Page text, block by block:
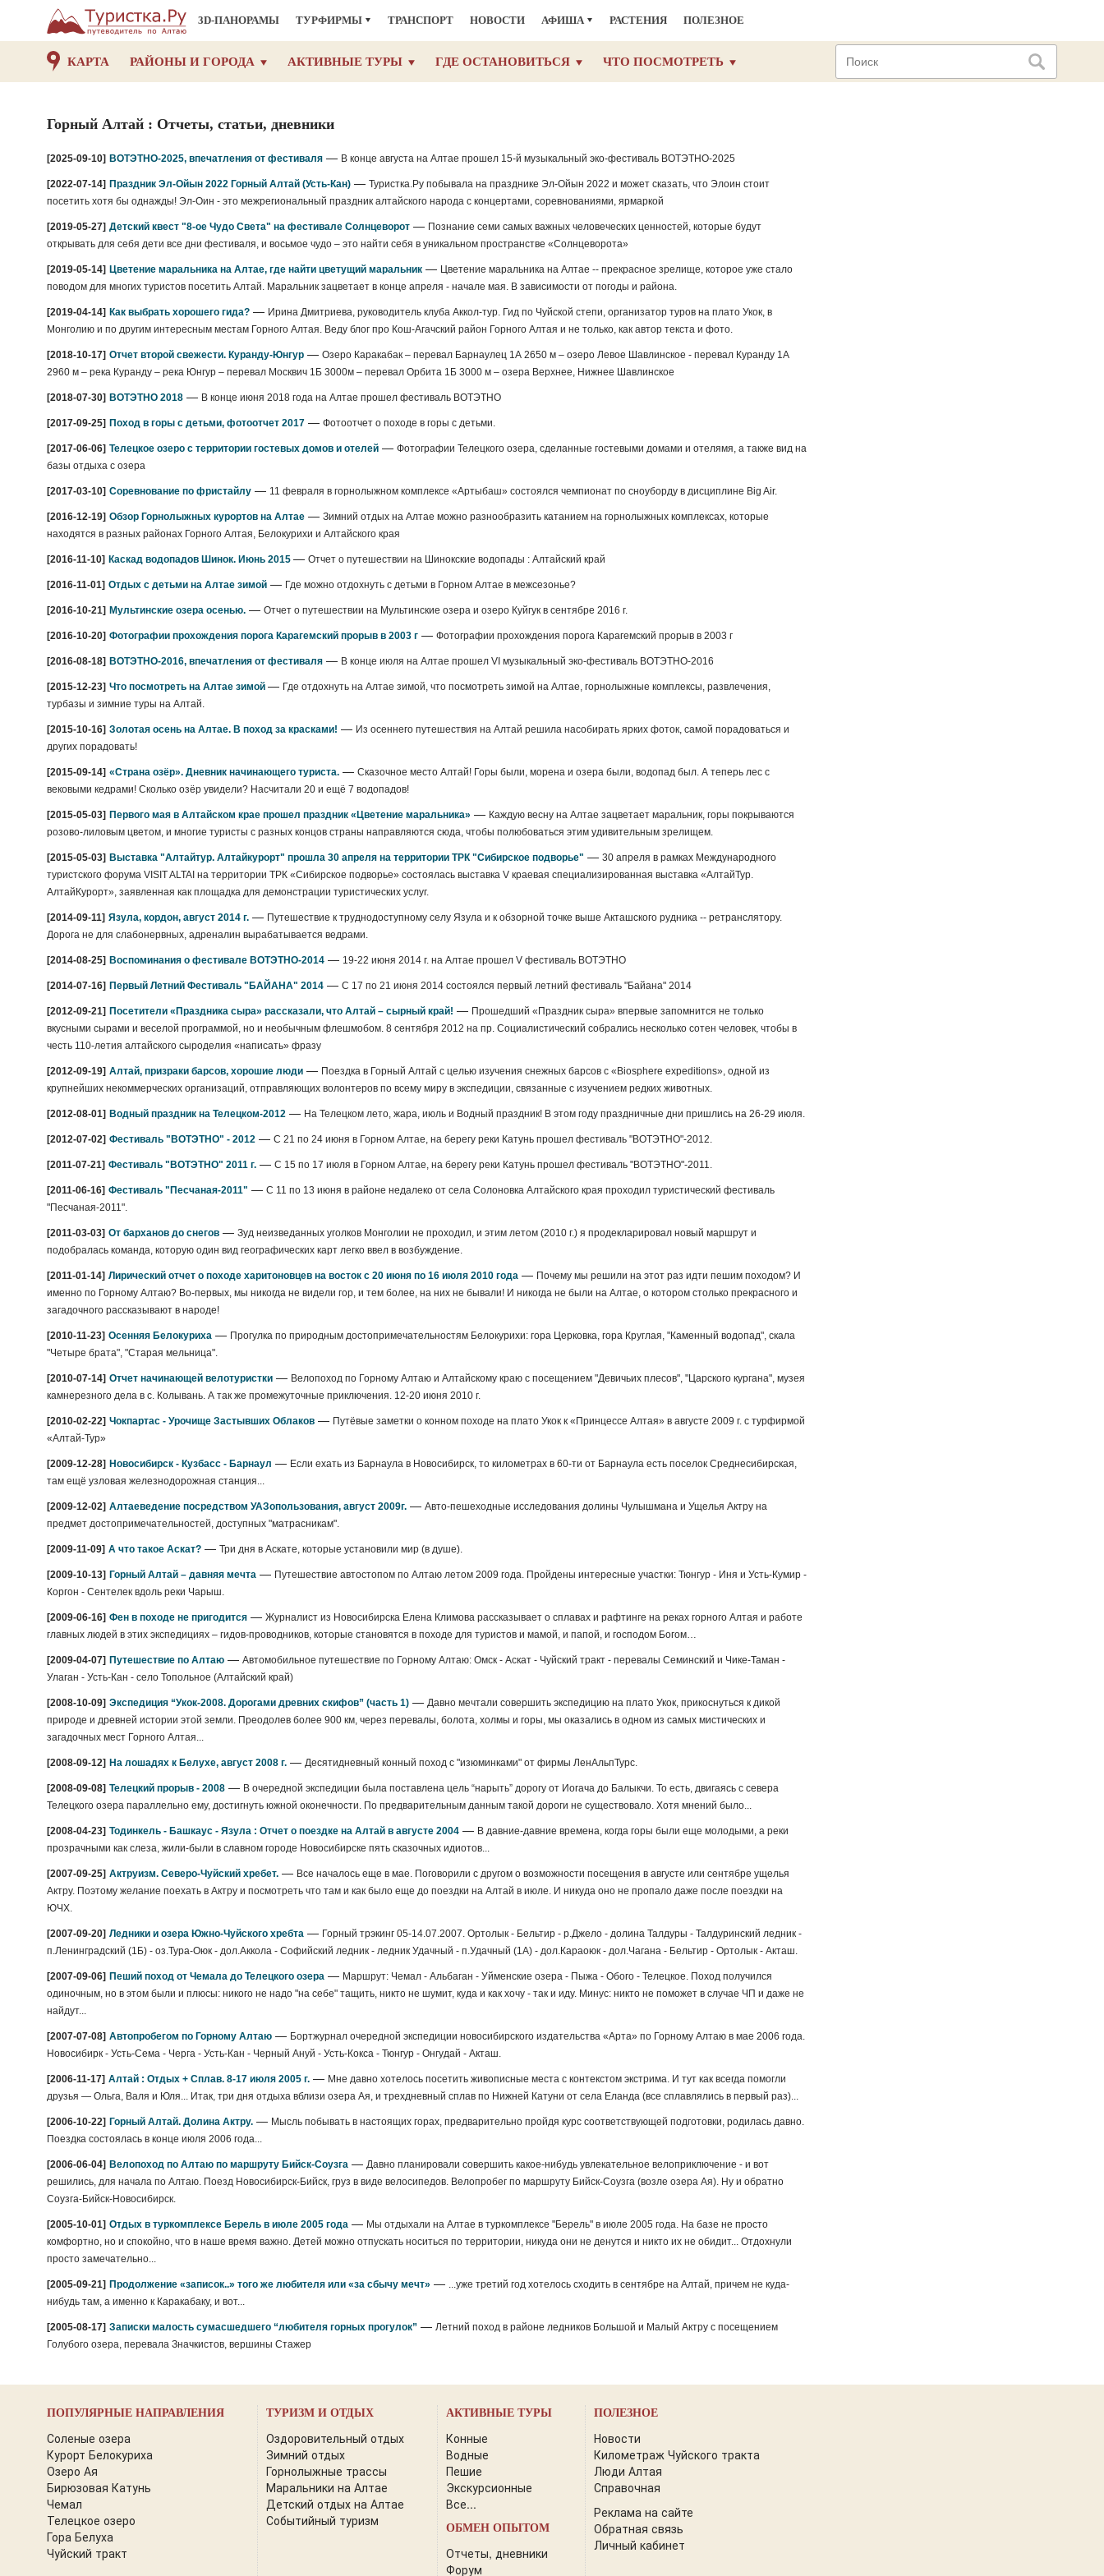
3D-ПАНОРАМЫ ТУРФИРМЫ ТРАНСПОРТ НОВОСТИ АФИША РАСТЕНИЯ ПОЛЕЗНОЕ
КАРТА РАЙОНЫ И ГОРОДА АКТИВНЫЕ ТУРЫ ГДЕ ОСТАНОВИТЬСЯ ЧТО ПОСМОТРЕТЬ
Горный Алтай : Отчеты, статьи, дневники
[2025-09-10] ВОТЭТНО-2025, впечатления от фестиваля — В конце августа на Алтае прошел 15-й музыкальный эко-фестиваль ВОТЭТНО-2025
[2022-07-14] Праздник Эл-Ойын 2022 Горный Алтай (Усть-Кан) — Туристка.Ру побывала на празднике Эл-Ойын 2022 и может сказать, что Элоин стоит
посетить хотя бы однажды! Эл-Оин - это межрегиональный праздник алтайского народа с концертами, соревнованиями, ярмаркой
[2019-05-27] Детский квест "8-ое Чудо Света" на фестивале Солнцеворот — Познание семи самых важных человеческих ценностей, которые будут
открывать для себя дети все дни фестиваля, и восьмое чудо – это найти себя в уникальном пространстве «Солнцеворота»
[2019-05-14] Цветение маральника на Алтае, где найти цветущий маральник — Цветение маральника на Алтае -- прекрасное зрелище, которое уже стало
поводом для многих туристов посетить Алтай. Маральник зацветает в конце апреля - начале мая. В зависимости от погоды и района.
[2019-04-14] Как выбрать хорошего гида? — Ирина Дмитриева, руководитель клуба Аккол-тур. Гид по Чуйской степи, организатор туров на плато Укок, в
Монголию и по другим интересным местам Горного Алтая. Веду блог про Кош-Агачский район Горного Алтая и не только, как автор текста и фото.
[2018-10-17] Отчет второй свежести. Куранду-Юнгур — Озеро Каракабак – перевал Барнаулец 1А 2650 м – озеро Левое Шавлинское - перевал Куранду 1А
2960 м – река Куранду – река Юнгур – перевал Москвич 1Б 3000м – перевал Орбита 1Б 3000 м – озера Верхнее, Нижнее Шавлинское
[2018-07-30] ВОТЭТНО 2018 — В конце июня 2018 года на Алтае прошел фестиваль ВОТЭТНО
[2017-09-25] Поход в горы с детьми, фотоотчет 2017 — Фотоотчет о походе в горы с детьми.
[2017-06-06] Телецкое озеро с территории гостевых домов и отелей — Фотографии Телецкого озера, сделанные гостевыми домами и отелямя, а также вид на
базы отдыха с озера
[2017-03-10] Соревнование по фристайлу — 11 февраля в горнолыжном комплексе «Артыбаш» состоялся чемпионат по сноуборду в дисциплине Big Air.
[2016-12-19] Обзор Горнолыжных курортов на Алтае — Зимний отдых на Алтае можно разнообразить катанием на горнолыжных комплексах, которые
находятся в разных районах Горного Алтая, Белокурихи и Алтайского края
[2016-11-10] Каскад водопадов Шинок. Июнь 2015 — Отчет о путешествии на Шинокские водопады : Алтайский край
[2016-11-01] Отдых с детьми на Алтае зимой — Где можно отдохнуть с детьми в Горном Алтае в межсезонье?
[2016-10-21] Мультинские озера осенью. — Отчет о путешествии на Мультинские озера и озеро Куйгук в сентябре 2016 г.
[2016-10-20] Фотографии прохождения порога Карагемский прорыв в 2003 г — Фотографии прохождения порога Карагемский прорыв в 2003 г
[2016-08-18] ВОТЭТНО-2016, впечатления от фестиваля — В конце июля на Алтае прошел VI музыкальный эко-фестиваль ВОТЭТНО-2016
[2015-12-23] Что посмотреть на Алтае зимой — Где отдохнуть на Алтае зимой, что посмотреть зимой на Алтае, горнолыжные комплексы, развлечения,
турбазы и зимние туры на Алтай.
[2015-10-16] Золотая осень на Алтае. В поход за красками! — Из осеннего путешествия на Алтай решила насобирать ярких фоток, самой порадоваться и
других порадовать!
[2015-09-14] «Страна озёр». Дневник начинающего туриста. — Сказочное место Алтай! Горы были, морена и озера были, водопад был. А теперь лес с
вековыми кедрами! Сколько озёр увидели? Насчитали 20 и ещё 7 водопадов!
[2015-05-03] Первого мая в Алтайском крае прошел праздник «Цветение маральника» — Каждую весну на Алтае зацветает маральник, горы покрываются
розово-лиловым цветом, и многие туристы с разных концов страны направляются сюда, чтобы полюбоваться этим удивительным зрелищем.
[2015-05-03] Выставка "Алтайтур. Алтайкурорт" прошла 30 апреля на территории ТРК "Сибирское подворье" — 30 апреля в рамках Международного
туристского форума VISIT ALTAI на территории ТРК «Сибирское подворье» состоялась выставка V краевая специализированная выставка «АлтайТур.
АлтайКурорт», заявленная как площадка для демонстрации туристических услуг.
[2014-09-11] Язула, кордон, август 2014 г. — Путешествие к труднодоступному селу Язула и к обзорной точке выше Акташского рудника -- ретранслятору.
Дорога не для слабонервных, адреналин вырабатывается ведрами.
[2014-08-25] Воспоминания о фестивале ВОТЭТНО-2014 — 19-22 июня 2014 г. на Алтае прошел V фестиваль ВОТЭТНО
[2014-07-16] Первый Летний Фестиваль "БАЙАНА" 2014 — С 17 по 21 июня 2014 состоялся первый летний фестиваль "Байана" 2014
[2012-09-21] Посетители «Праздника сыра» рассказали, что Алтай – сырный край! — Прошедший «Праздник сыра» впервые запомнится не только
вкусными сырами и веселой программой, но и необычным флешмобом. 8 сентября 2012 на пр. Социалистический собрались несколько сотен человек, чтобы в
честь 110-летия алтайского сыроделия «написать» фразу
[2012-09-19] Алтай, призраки барсов, хорошие люди — Поездка в Горный Алтай с целью изучения снежных барсов с «Biosphere expeditions», одной из
крупнейших некоммерческих организаций, отправляющих волонтеров по всему миру в экспедиции, связанные с изучением редких животных.
[2012-08-01] Водный праздник на Телецком-2012 — На Телецком лето, жара, июль и Водный праздник! В этом году праздничные дни пришлись на 26-29 июля.
[2012-07-02] Фестиваль "ВОТЭТНО" - 2012 — С 21 по 24 июня в Горном Алтае, на берегу реки Катунь прошел фестиваль "ВОТЭТНО"-2012.
[2011-07-21] Фестиваль "ВОТЭТНО" 2011 г. — С 15 по 17 июля в Горном Алтае, на берегу реки Катунь прошел фестиваль "ВОТЭТНО"-2011.
[2011-06-16] Фестиваль "Песчаная-2011" — С 11 по 13 июня в районе недалеко от села Солоновка Алтайского края проходил туристический фестиваль
"Песчаная-2011".
[2011-03-03] От барханов до снегов — Зуд неизведанных уголков Монголии не проходил, и этим летом (2010 г.) я продекларировал новый маршрут и
подобралась команда, которую один вид географических карт легко ввел в возбуждение.
[2011-01-14] Лирический отчет о походе харитоновцев на восток с 20 июня по 16 июля 2010 года — Почему мы решили на этот раз идти пешим походом? И
именно по Горному Алтаю? Во-первых, мы никогда не видели гор, и тем более, на них не бывали! И никогда не были на Алтае, о котором столько прекрасного и
загадочного рассказывают в народе!
[2010-11-23] Осенняя Белокуриха — Прогулка по природным достопримечательностям Белокурихи: гора Церковка, гора Круглая, "Каменный водопад", скала
"Четыре брата", "Старая мельница".
[2010-07-14] Отчет начинающей велотуристки — Велопоход по Горному Алтаю и Алтайскому краю с посещением "Девичьих плесов", "Царского кургана", музея
камнерезного дела в с. Колывань. А так же промежуточные приключения. 12-20 июня 2010 г.
[2010-02-22] Чокпартас - Урочище Застывших Облаков — Путёвые заметки о конном походе на плато Укок к «Принцессе Алтая» в августе 2009 г. с турфирмой
«Алтай-Тур»
[2009-12-28] Новосибирск - Кузбасс - Барнаул — Если ехать из Барнаула в Новосибирск, то километрах в 60-ти от Барнаула есть поселок Среднесибирская,
там ещё узловая железнодорожная станция...
[2009-12-02] Алтаеведение посредством УАЗопользования, август 2009г. — Авто-пешеходные исследования долины Чулышмана и Ущелья Актру на
предмет достопримечательностей, доступных "матрасникам".
[2009-11-09] А что такое Аскат? — Три дня в Аскате, которые установили мир (в душе).
[2009-10-13] Горный Алтай – давняя мечта — Путешествие автостопом по Алтаю летом 2009 года. Пройдены интересные участки: Тюнгур - Иня и Усть-Кумир -
Коргон - Сентелек вдоль реки Чарыш.
[2009-06-16] Фен в походе не пригодится — Журналист из Новосибирска Елена Климова рассказывает о сплавах и рафтинге на реках горного Алтая и работе
главных людей в этих экспедициях – гидов-проводников, которые становятся в походе для туристов и мамой, и папой, и господом Богом…
[2009-04-07] Путешествие по Алтаю — Автомобильное путешествие по Горному Алтаю: Омск - Аскат - Чуйский тракт - перевалы Семинский и Чике-Таман -
Улаган - Усть-Кан - село Топольное (Алтайский край)
[2008-10-09] Экспедиция “Укок-2008. Дорогами древних скифов” (часть 1) — Давно мечтали совершить экспедицию на плато Укок, прикоснуться к дикой
природе и древней истории этой земли. Преодолев более 900 км, через перевалы, болота, холмы и горы, мы оказались в одном из самых мистических и
загадочных мест Горного Алтая...
[2008-09-12] На лошадях к Белухе, август 2008 г. — Десятидневный конный поход с "изюминками" от фирмы ЛенАльпТурс.
[2008-09-08] Телецкий прорыв - 2008 — В очередной экспедиции была поставлена цель “нарыть” дорогу от Иогача до Балыкчи. То есть, двигаясь с севера
Телецкого озера параллельно ему, достигнуть южной оконечности. По предварительным данным такой дороги не существовало. Хотя мнений было...
[2008-04-23] Тодинкель - Башкаус - Язула : Отчет о поездке на Алтай в августе 2004 — В давние-давние времена, когда горы были еще молодыми, а реки
прозрачными как слеза, жили-были в славном городе Новосибирске пять сказочных идиотов...
[2007-09-25] Актруизм. Северо-Чуйский хребет. — Все началось еще в мае. Поговорили с другом о возможности посещения в августе или сентябре ущелья
Актру. Поэтому желание поехать в Актру и посмотреть что там и как было еще до поездки на Алтай в июле. И никуда оно не пропало даже после поездки на
ЮЧХ.
[2007-09-20] Ледники и озера Южно-Чуйского хребта — Горный трэкинг 05-14.07.2007. Ортолык - Бельтир - р.Джело - долина Талдуры - Талдуринский ледник -
п.Ленинградский (1Б) - оз.Тура-Оюк - дол.Аккола - Софийский ледник - ледник Удачный - п.Удачный (1А) - дол.Караоюк - дол.Чагана - Бельтир - Ортолык - Акташ.
[2007-09-06] Пеший поход от Чемала до Телецкого озера — Маршрут: Чемал - Альбаган - Уйменские озера - Пыжа - Обого - Телецкое. Поход получился
одиночным, но в этом были и плюсы: никого не надо "на себе" тащить, никто не шумит, куда и как хочу - так и иду. Минус: никто не поможет в случае ЧП и даже не
найдут...
[2007-07-08] Автопробегом по Горному Алтаю — Бортжурнал очередной экспедиции новосибирского издательства «Арта» по Горному Алтаю в мае 2006 года.
Новосибирк - Усть-Сема - Черга - Усть-Кан - Черный Ануй - Усть-Кокса - Тюнгур - Онгудай - Акташ.
[2006-11-17] Алтай : Отдых + Сплав. 8-17 июля 2005 г. — Мне давно хотелось посетить живописные места с контекстом экстрима. И тут как всегда помогли
друзья — Ольга, Валя и Юля... Итак, три дня отдыха вблизи озера Ая, и трехдневный сплав по Нижней Катуни от села Еланда (все сплавлялись в первый раз)...
[2006-10-22] Горный Алтай. Долина Актру. — Мысль побывать в настоящих горах, предварительно пройдя курс соответствующей подготовки, родилась давно.
Поездка состоялась в конце июля 2006 года...
[2006-06-04] Велопоход по Алтаю по маршруту Бийск-Соузга — Давно планировали совершить какое-нибудь увлекательное велоприключение - и вот
решились, для начала по Алтаю. Поезд Новосибирск-Бийск, груз в виде велосипедов. Велопробег по маршруту Бийск-Соузга (возле озера Ая). Ну и обратно
Соузга-Бийск-Новосибирск.
[2005-10-01] Отдых в туркомплексе Берель в июле 2005 года — Мы отдыхали на Алтае в туркомплексе "Берель" в июле 2005 года. На базе не просто
комфортно, но и спокойно, что в наше время важно. Детей можно отпускать носиться по территории, никуда они не денутся и никто их не обидит... Отдохнули
просто замечательно...
[2005-09-21] Продолжение «записок..» того же любителя или «за сбычу мечт» — ...уже третий год хотелось сходить в сентябре на Алтай, причем не куда-
нибудь там, а именно к Каракабаку, и вот...
[2005-08-17] Записки малость сумасшедшего “любителя горных прогулок” — Летний поход в районе ледников Большой и Малый Актру с посещением
Голубого озера, перевала Значкистов, вершины Стажер
ПОПУЛЯРНЫЕ НАПРАВЛЕНИЯ
Соленые озера
Курорт Белокуриха
Озеро Ая
Бирюзовая Катунь
Чемал
Телецкое озеро
Гора Белуха
Чуйский тракт
ТУРИЗМ И ОТДЫХ
Оздоровительный отдых
Зимний отдых
Горнолыжные трассы
Маральники на Алтае
Детский отдых на Алтае
Событийный туризм
АКТИВНЫЕ ТУРЫ
Конные
Водные
Пешие
Экскурсионные
Все...
ОБМЕН ОПЫТОМ
Отчеты, дневники
Форум
ПОЛЕЗНОЕ
Новости
Километраж Чуйского тракта
Люди Алтая
Справочная
Реклама на сайте
Обратная связь
Личный кабинет